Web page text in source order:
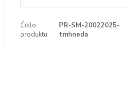
Číslo
produktu:
PR-SM-20022025-
tmhneda